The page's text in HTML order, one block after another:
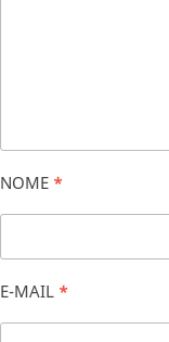
NOME *
E-MAIL *